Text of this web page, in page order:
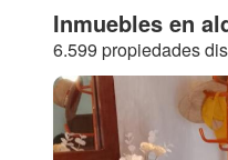
Inmuebles en
6.599 propiedades